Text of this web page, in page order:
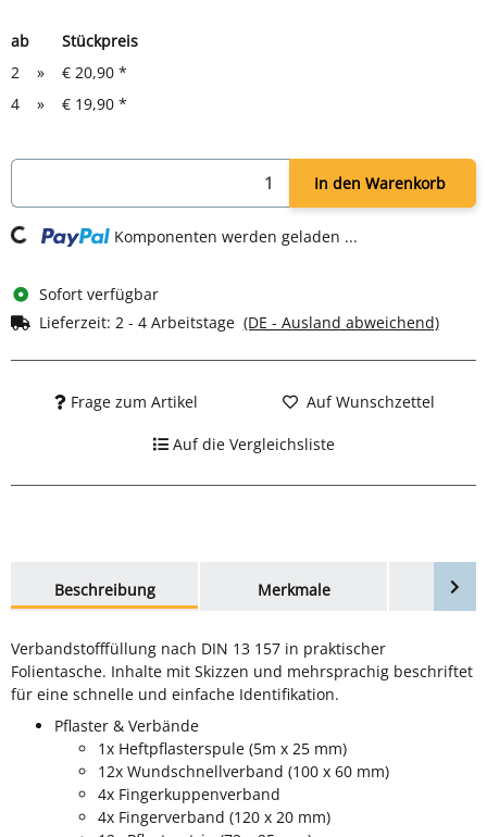
ab
Stückpreis
2
» € 20,90 *
4
» € 19,90 *
In den Warenkorb
Loading... Komponenten werden geladen ...
Sofort verfügbar
Lieferzeit: 2 - 4 Arbeitstage (DE - Ausland abweichend)
Frage zum Artikel Auf Wunschzettel
Auf die Vergleichsliste
Beschreibung
Merkmale
Verbandstofffüllung nach DIN 13 157 in praktischer
Folientasche. Inhalte mit Skizzen und mehrsprachig beschriftet
für eine schnelle und einfache Identifikation.
Pflaster & Verbände
1x Heftpflasterspule (5m x 25 mm)
12x Wundschnellverband (100 x 60 mm)
4x Fingerkuppenverband
4x Fingerverband (120 x 20 mm)